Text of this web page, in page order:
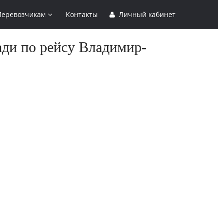
Контакты Личный кабинет
по рейсу Владимир-